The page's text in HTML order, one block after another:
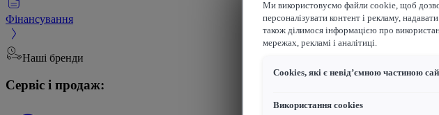
Фінансування
Наші бренди
Сервіс і продаж:
Ми використовуємо файли cookie, щоб
персоналізувати контент і рекламу,
також ділимося інформацією про
мережах, рекламі і аналітиці.
Сookies, які є невід’ємною частиною
Використання cookies